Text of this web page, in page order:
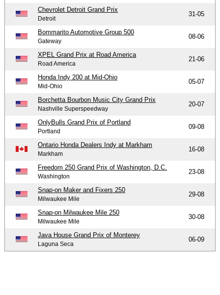
Chevrolet Detroit Grand Prix
Detroit
31-05
Bommarito Automotive Group 500
Gateway
08-06
XPEL Grand Prix at Road America
Road America
21-06
Honda Indy 200 at Mid-Ohio
Mid-Ohio
05-07
Borchetta Bourbon Music City Grand Prix
Nashville Superspeedway
20-07
OnlyBulls Grand Prix of Portland
Portland
09-08
Ontario Honda Dealers Indy at Markham
Markham
16-08
Freedom 250 Grand Prix of Washington, D.C.
Washington
23-08
Snap-on Maker and Fixers 250
Milwaukee Mile
29-08
Snap-on Milwaukee Mile 250
Milwaukee Mile
30-08
Java House Grand Prix of Monterey
Laguna Seca
06-09